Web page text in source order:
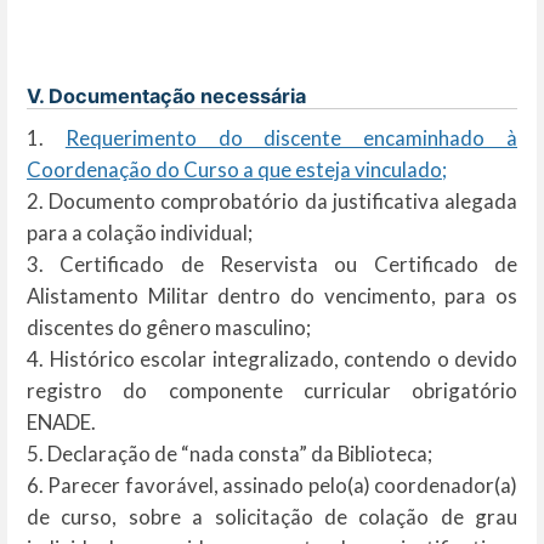
V. Documentação necessária
1.
Requerimento do discente encaminhado à
Coordenação do Curso a que esteja vinculado;
2. Documento comprobatório da justificativa alegada
para a colação individual;
3. Certificado de Reservista ou Certificado de
Alistamento Militar dentro do vencimento, para os
discentes do gênero masculino;
4. Histórico escolar integralizado, contendo o devido
registro do componente curricular obrigatório
ENADE.
5. Declaração de “nada consta” da Biblioteca;
6. Parecer favorável, assinado pelo(a) coordenador(a)
de curso, sobre a solicitação de colação de grau